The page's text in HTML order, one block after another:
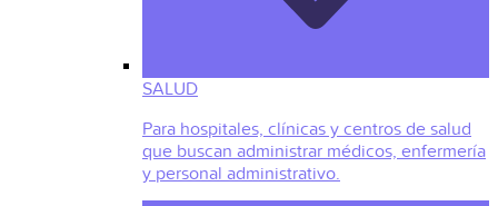
SALUD
Para hospitales, clínicas y centros de salud
que buscan administrar médicos, enfermería
y personal administrativo.